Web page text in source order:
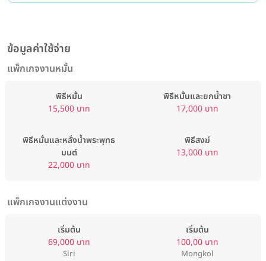
ข้อมูลค่าใช้จ่าย
แพ็กเกจงานหมั้น
พิธีหมั้น
15,500 บาท
พิธีหมั้นและยกน้ำชา
17,000 บาท
พิธีหมั้นและหลั่งน้ำพระพุทธ
มนต์
22,000 บาท
พิธีสงฆ์
13,000 บาท
แพ็กเกจงานแต่งงาน
เริ่มต้น
69,000 บาท
Siri
เริ่มต้น
100,00 บาท
Mongkol